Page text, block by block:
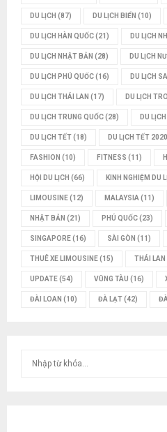
DU LỊCH (87) DU LỊCH BIỂN (10)
DU LỊCH HÀN QUỐC(21) DU LỊCH
DU LỊCH NHẬT BẢN (28) DU LỊCH
DU LỊCH PHÚ QUỐC(16) DU LỊCH
DU LỊCH THÁI LAN (17) DU LỊCH
DU LỊCH TRUNG QUỐC(28) DU
DU LỊCH TẾT(18) DU LỊCH TẾT 2020
FASHION (10) FITNESS (11)
HỘI DU LỊCH (66) KINH NGHIỆM DU
LIMOUSINE(12) MALAYSIA (11)
NHẬT BẢN (21) PHÚ QUỐC(23)
SINGAPORE(16) SÀI GÒN (11)
THUÊ XE LIMOUSINE(15) THÁI LAN
UPDATE(54) VŨNG TÀU (16)
ĐÀI LOAN (10) ĐÀ LẠT(42)